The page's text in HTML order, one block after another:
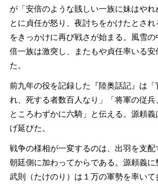
が「安倍のような賎しい一族に妹はやれ
とに貞任が怒り、夜討ちをかけたとさ
をきっかけに再び戦さが始まる。風雪
倍一族は激突し、またもや貞任率いる安
た。
前九年の役を記録した『陸奥話記』は「
れ、死する者数百人なり」「将軍の従兵
ところわずかに六騎」と伝える。源頼
げ延びた。
戦争の様相が一変するのは、出羽を支
朝廷側に加わってからである。源頼義
武則（たけのり）は１万の軍勢を率いて